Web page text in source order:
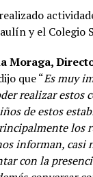
y el Colegio
Moraga,
que “Es muy
realizar estos
de estos
los
informan, casi
con la